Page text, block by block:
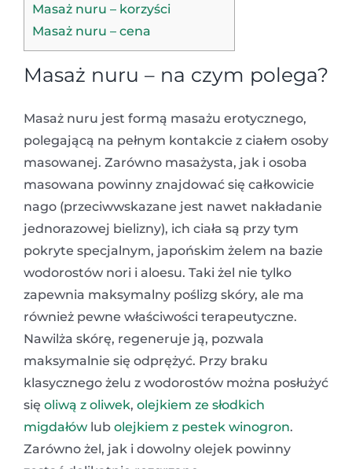
Masaż nuru – korzyści
Masaż nuru – cena
Masaż nuru – na czym polega?
Masaż nuru jest formą masażu erotycznego,
polegającą na pełnym kontakcie z ciałem osoby
masowanej. Zarówno masażysta, jak i osoba
masowana powinny znajdować się całkowicie
nago (przeciwwskazane jest nawet nakładanie
jednorazowej bielizny), ich ciała są przy tym
pokryte specjalnym, japońskim żelem na bazie
wodorostów nori i aloesu. Taki żel nie tylko
zapewnia maksymalny poślizg skóry, ale ma
również pewne właściwości terapeutyczne.
Nawilża skórę, regeneruje ją, pozwala
maksymalnie się odprężyć. Przy braku
klasycznego żelu z wodorostów można posłużyć
się oliwą z oliwek, olejkiem ze słodkich
migdałów lub olejkiem z pestek winogron.
Zarówno żel, jak i dowolny olejek powinny